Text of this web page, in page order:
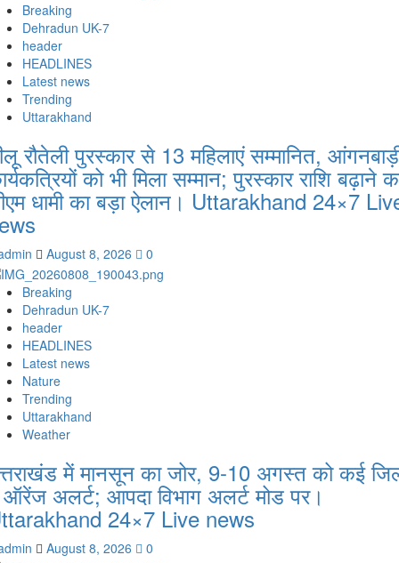
Breaking
Dehradun UK-7
header
HEADLINES
Latest news
Trending
Uttarakhand
रौतेली पुरस्कार से 13 महिलाएं सम्मानित,
को भी मिला सम्मान; पुरस्कार राशि बढ़ाने
धामी का बड़ा ऐलान। Uttarakhand 24×7
August 8, 2026 0
Breaking
Dehradun UK-7
header
HEADLINES
Latest news
Nature
Trending
Uttarakhand
Weather
में मानसून का जोर, 9-10 अगस्त को कई
अलर्ट; आपदा विभाग अलर्ट मोड पर।
24×7 Live news
August 8, 2026 0